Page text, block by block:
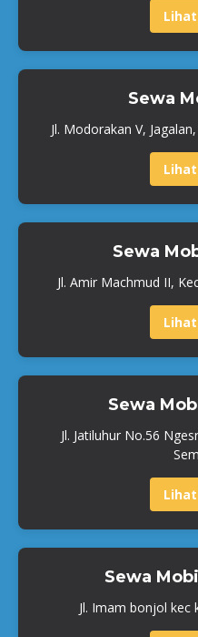
Sewa
Jl. Modorakan V,
Sewa
Jl. Amir Machmud II,
Sewa
Jl. Jatiluhur No.56
Sewa
Jl. Imam bonjol kec